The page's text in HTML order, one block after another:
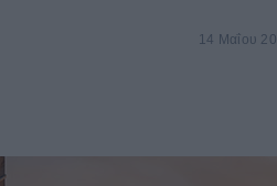
14 Μαΐου